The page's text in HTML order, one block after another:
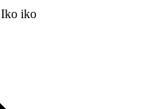
Iko iko